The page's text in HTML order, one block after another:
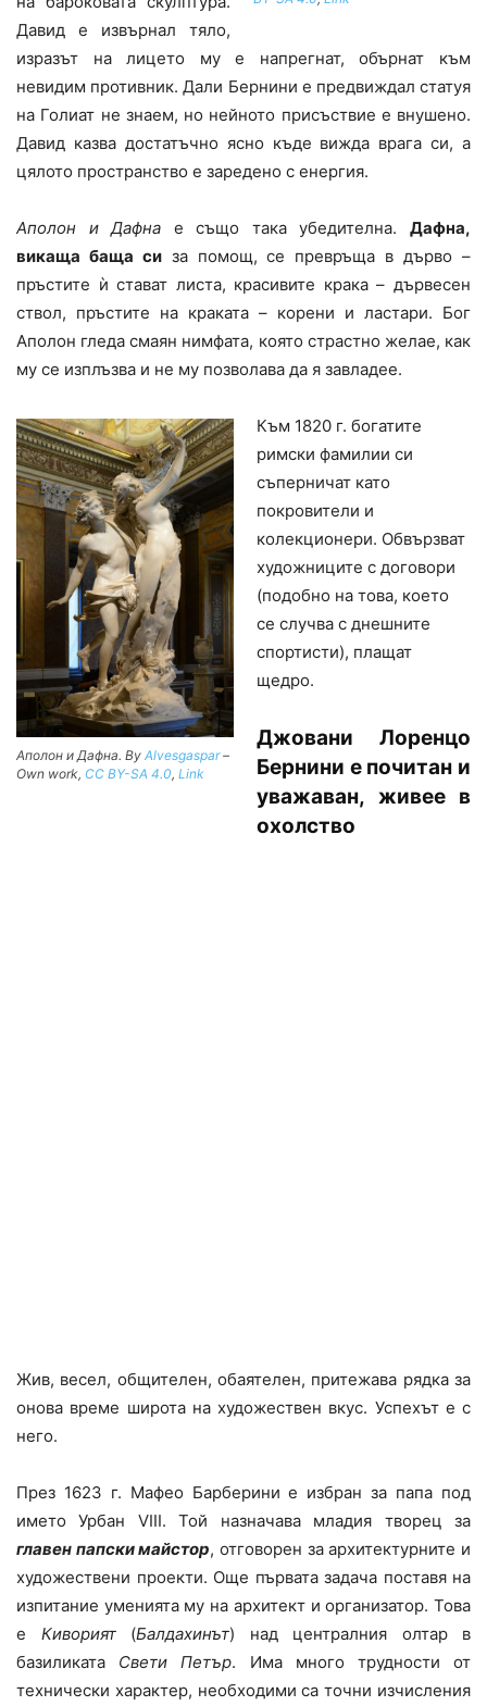
Давид е извърнал тяло,
изразът на лицето му е напрегнат, обърнат към
невидим противник. Дали Бернини е предвиждал статуя
на Голиат не знаем, но нейното присъствие е внушено.
Давид казва достатъчно ясно къде вижда врага си, а
цялото пространство е заредено с енергия.
Аполон и Дафна е също така убедителна.Дафна,
викаща баща сиза помощ, се превръща в дърво –
пръстите ѝ стават листа, красивите крака – дървесен
ствол, пръстите на краката – корени и ластари. Бог
Аполон гледа смаян нимфата, която страстно желае, как
му се изплъзва и не му позволава да я завладее.
Аполон и Дафна. By Alvesgaspar–
Own work, CC BY-SA 4.0, Link
Към 1820 г. богатите
римски фамилии си
съперничат като
покровители и
колекционери. Обвързват
художниците с договори
(подобно на това, което
се случва с днешните
спортисти), плащат
щедро.
Джовани Лоренцо
Бернини е почитан и
уважаван, живее в
охолство
Жив, весел, общителен, обаятелен, притежава рядка за
онова време широта на художествен вкус. Успехът е с
него.
През 1623 г. Мафео Барберини е избран за папа под
името Урбан VIII. Той назначава младия творец за
главен папски майстор, отговорен за архитектурните и
художествени проекти. Още първата задача поставя на
изпитание уменията му на архитект и организатор. Това
е Киворият(Балдахинът) над централния олтар в
базиликата Свети Петър. Има много трудности от
технически характер, необходими са точни изчисления